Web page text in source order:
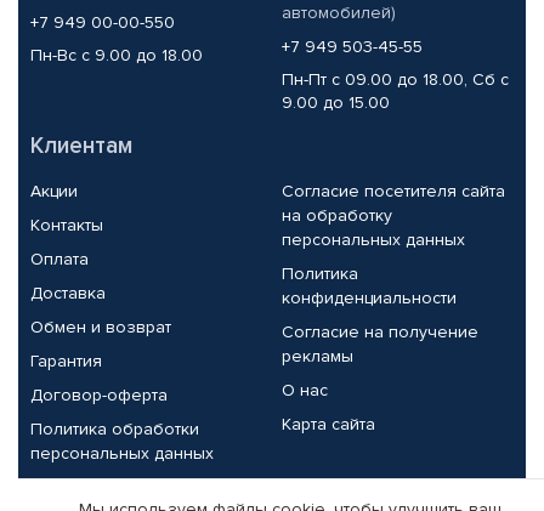
+7 949 00-00-550
Пн-Вс с 9.00 до 18.00
автомобилей)
+7 949 503-45-55
Пн-Пт с 09.00 до 18.00, Сб с
9.00 до 15.00
Клиентам
Акции
Контакты
Оплата
Доставка
Обмен и возврат
Гарантия
Договор-оферта
Политика обработки
персональных данных
Согласие посетителя сайта
на обработку
персональных данных
Политика
конфиденциальности
Согласие на получение
рекламы
О нас
Карта сайта